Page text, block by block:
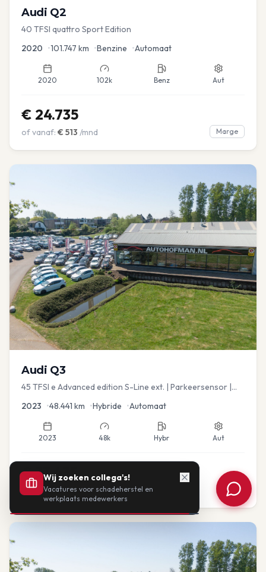
Audi Q2
40 TFSI quattro Sport Edition
2020 •101.747 km •Benzine •Automaat
2020 102k Benz Aut
€ 24.735
of vanaf: € 513 /mnd Marge
Audi Q3
45 TFSI e Advanced edition S-Line ext. | Parkeersensor |
2023 •48.441 km •Hybride •Automaat
2023 48k Hybr Aut
€33.435
of vanaf: €693/mnd BTW
Wij zoeken collega's!
Vacatures voor schadeherstel en
werkplaats medewerkers